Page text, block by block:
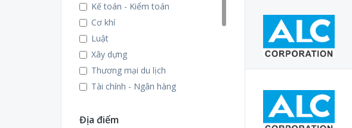
Kế toán - Kiểm toán
Cơ khí
Luật
Xây dựng
Thương mại du lịch
Tài chính - Ngân hàng
Hoá học
Địa điểm